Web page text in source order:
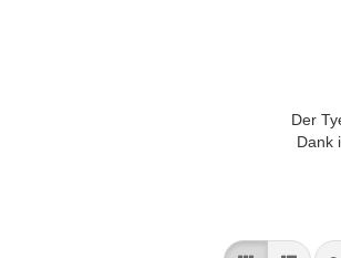
Der
Dank